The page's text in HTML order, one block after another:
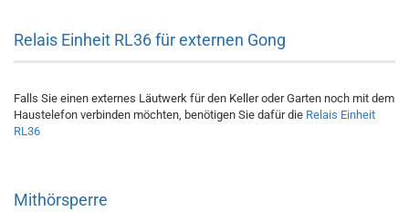
Relais Einheit RL36 für externen Gong
Falls Sie einen externes Läutwerk für den Keller oder Garten noch mit dem
Haustelefon verbinden möchten, benötigen Sie dafür die Relais Einheit
RL36
Mithörsperre